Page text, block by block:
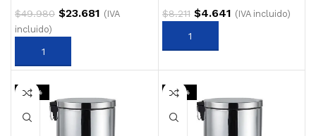
$49.980 $23.681 (IVA
incluido)
$8.211 $4.641 (IVA incluido)
-34% -45%